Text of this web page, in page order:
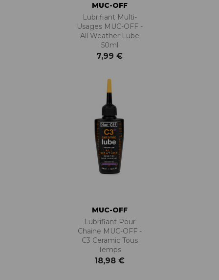
MUC-OFF
Lubrifiant Multi-
Usages MUC-OFF -
All Weather Lube
50ml
7,99 €
MUC-OFF
Lubrifiant Pour
Chaine MUC-OFF -
C3 Ceramic Tous
Temps
18,98 €